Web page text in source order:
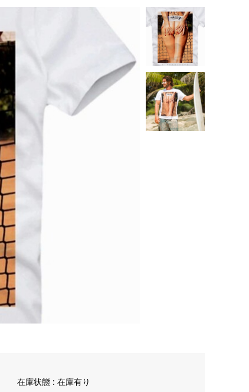
在庫状態 : 在庫有り